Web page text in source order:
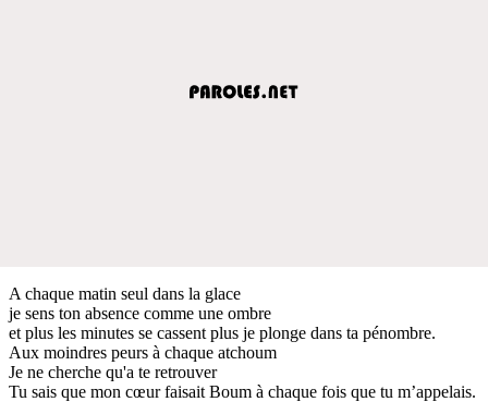
A chaque matin seul dans la glace
je sens ton absence comme une ombre
et plus les minutes se cassent plus je plonge dans ta pénombre.
Aux moindres peurs à chaque atchoum
Je ne cherche qu'a te retrouver
Tu sais que mon cœur faisait Boum à chaque fois que tu m’appelais.